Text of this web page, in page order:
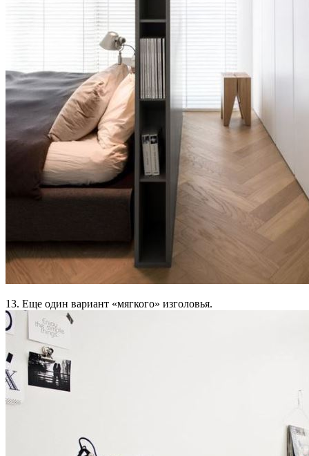
13. Еще один вариант «мягкого» изголовья.